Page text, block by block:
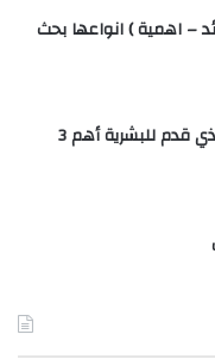
– اهمية ) انواعها بحث
نيكولا تسلا المخترع الذي قدم للبشرية أهم 3